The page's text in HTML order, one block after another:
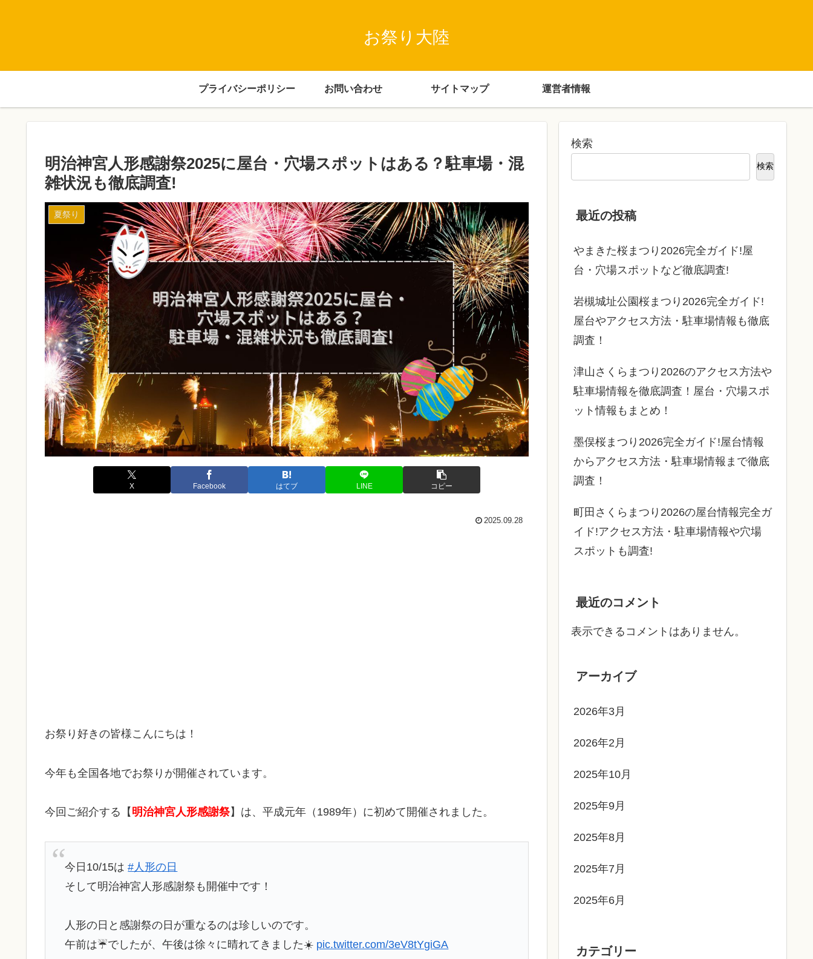
お祭り大陸
プライバシーポリシー お問い合わせ サイトマップ 運営者情報
明治神宮人形感謝祭2025に屋台・穴場スポットはある？駐車場・混
雑状況も徹底調査!
夏祭り
X Facebook はてブ LINE コピー
2025.09.28
お祭り好きの皆様こんにちは！
今年も全国各地でお祭りが開催されています。
今回ご紹介する【 明治神宮人形感謝祭】は、平成元年（1989年）に初めて開催されました。
今日10/15は#人形の日
そして明治神宮人形感謝祭も開催中です！
人形の日と感謝祭の日が重なるのは珍しいのです。
午前は☔️でしたが、午後は徐々に晴れてきました☀️ pic.twitter.com/3eV8tYgiGA
検索
検索
最近の投稿
やまきた桜まつり2026完全ガイド!屋
台・穴場スポットなど徹底調査!
岩槻城址公園桜まつり2026完全ガイド!
屋台やアクセス方法・駐車場情報も徹底
調査！
津山さくらまつり2026のアクセス方法や
駐車場情報を徹底調査！屋台・穴場スポ
ット情報もまとめ！
墨俣桜まつり2026完全ガイド!屋台情報
からアクセス方法・駐車場情報まで徹底
調査！
町田さくらまつり2026の屋台情報完全ガ
イド!アクセス方法・駐車場情報や穴場
スポットも調査!
最近のコメント
表示できるコメントはありません。
アーカイブ
2026年3月
2026年2月
2025年10月
2025年9月
2025年8月
2025年7月
2025年6月
カテゴリー